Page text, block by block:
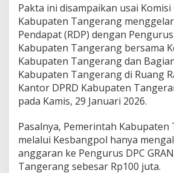
i
s
I
D
P
R
D
K
a
u
p
a
e
Pakta ini disampaikan usai Komisi
Kabupaten Tangerang
Pendapat (RDP) dengan Pengurus
Kabupaten Tangerang bersama
Kabupaten Tangerang dan
Kabupaten Tangerang di Ruang
Kantor DPRD Kabupaten
pada Kamis, 29 Januari 2026.
Pasalnya, Pemerintah
melalui Kesbangpol hanya
anggaran ke Pengurus DPC
Tangerang sebesar Rp100 juta.